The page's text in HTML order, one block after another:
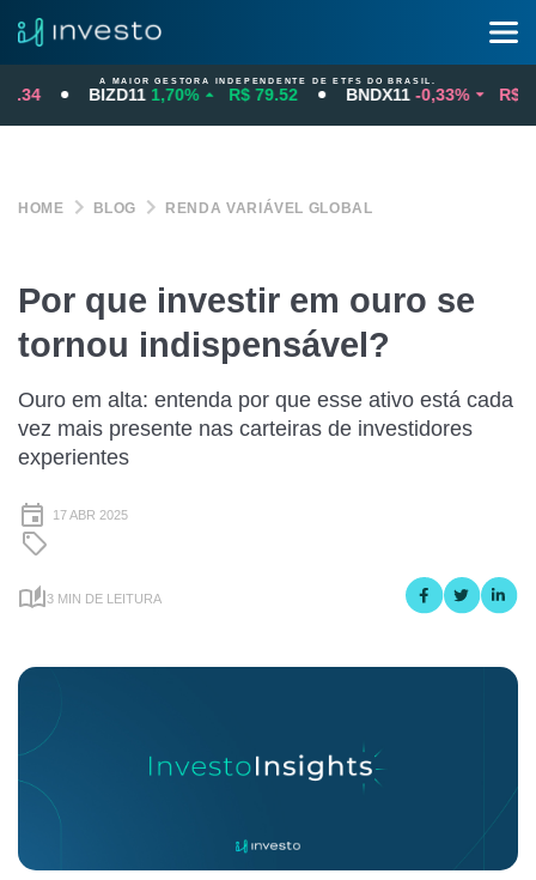
A MAIOR GESTORA INDEPENDENTE DE ETFS DO BRASIL.
BIZD111,70% R$ 79.52 BNDX11-0,33% R$
HOME BLOG RENDA VARIÁVEL GLOBAL
Por que investir em ouro se
tornou indispensável?
Ouro em alta: entenda por que esse ativo está cada
vez mais presente nas carteiras de investidores
experientes
17 ABR 2025
3 MIN DE LEITURA